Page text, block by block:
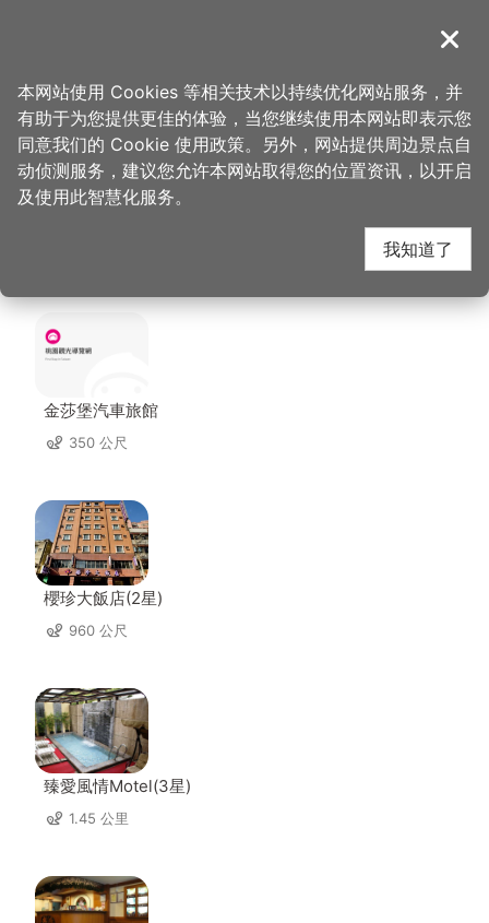
導覽
首页 > 想去的地方 > 住宿 > 住都大饭店(4星)
住都大饭店(4星) 周边
住宿
金莎堡汽車旅館
350 公尺
櫻珍大飯店(2星)
960 公尺
臻愛風情Motel(3星)
1.45 公里
关闭
本网站使用 Cookies 等相关技术以持续优化网站服务，并
有助于为您提供更佳的体验，当您继续使用本网站即表示您
同意我们的 Cookie 使用政策。另外，网站提供周边景点自
动侦测服务，建议您允许本网站取得您的位置资讯，以开启
及使用此智慧化服务。
我知道了